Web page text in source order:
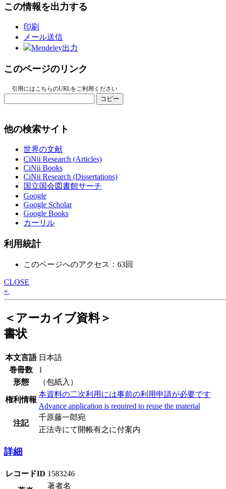
この情報を出力する
印刷
メール送信
Mendeley出力
このページのリンク
引用にはこちらのURLをご利用ください
コピー
他の検索サイト
世界の文献
CiNii Research (Articles)
CiNii Books
CiNii Research (Dissertations)
国立国会図書館サーチ
Google
Google Scholar
Google Books
カーリル
利用統計
このページへのアクセス：63回
CLOSE
»
＜アーカイブ資料＞
書状
本文言語 日本語
巻冊数
1
形態
（包紙入）
権利情報
本資料の二次利用には事前の利用申請が必要です
Advance application is required to reuse the material
注記
千原藤一郎宛
正法寺にて開帳有之に付案内
詳細
レコードID 1583246
著者名